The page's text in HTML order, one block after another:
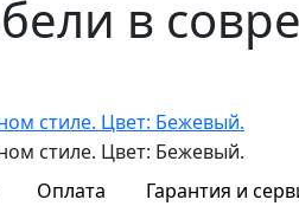
в
Оплата Гарантия и